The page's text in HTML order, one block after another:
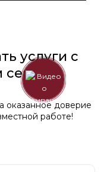
услуги с
сервиса
оказанное доверие
работе!